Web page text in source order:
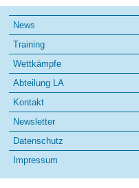
Navigation
überspringen
News
Training
Wettkämpfe
Abteilung LA
Kontakt
Newsletter
Datenschutz
Impressum